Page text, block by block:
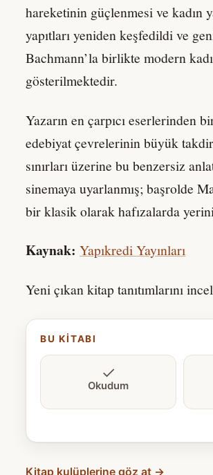
hareketinin güçlenmesi ve kadın
yapıtları yeniden keşfedildi ve
Bachmann’la birlikte modern
gösterilmektedir.
Yazarın en çarpıcı eserlerinden
edebiyat çevrelerinin büyük
sınırları üzerine bu benzersiz
sinemaya uyarlanmış; başrolde
bir klasik olarak hafızalarda yerini
Kaynak: Yapıkredi Yayınları
Yeni çıkan kitap tanıtımlarını
BU KITABI
Okudum
Kitap kulüplerine göz at →